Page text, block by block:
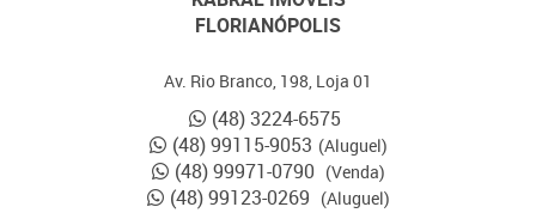
FLORIANÓPOLIS
Av. Rio Branco, 198, Loja 01
(48) 3224-6575
(48) 99115-9053 (Aluguel)
(48) 99971-0790 (Venda)
(48) 99123-0269 (Aluguel)